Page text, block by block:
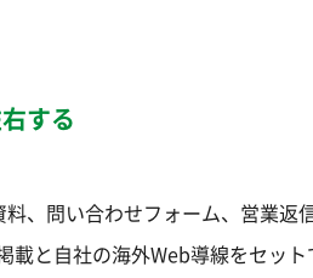
する
、問い合わせフォーム、営業返
載と自社の海外Web導線をセッ